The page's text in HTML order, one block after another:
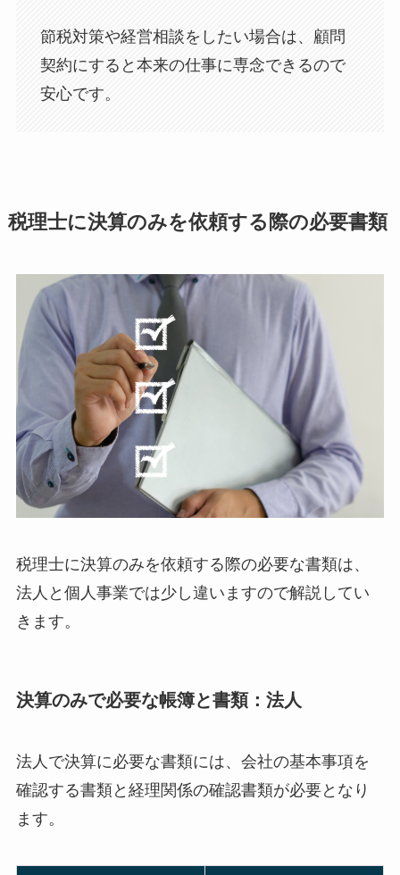
節税対策や経営相談をしたい場合は、顧問
契約にすると本来の仕事に専念できるので
安心です。
税理士に決算のみを依頼する際の必要書類
税理士に決算のみを依頼する際の必要な書類は、
法人と個人事業では少し違いますので解説してい
きます。
決算のみで必要な帳簿と書類：法人
法人で決算に必要な書類には、会社の基本事項を
確認する書類と経理関係の確認書類が必要となり
ます。